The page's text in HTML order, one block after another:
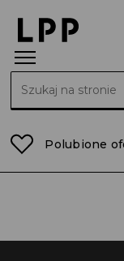
Polubione
Strona główna